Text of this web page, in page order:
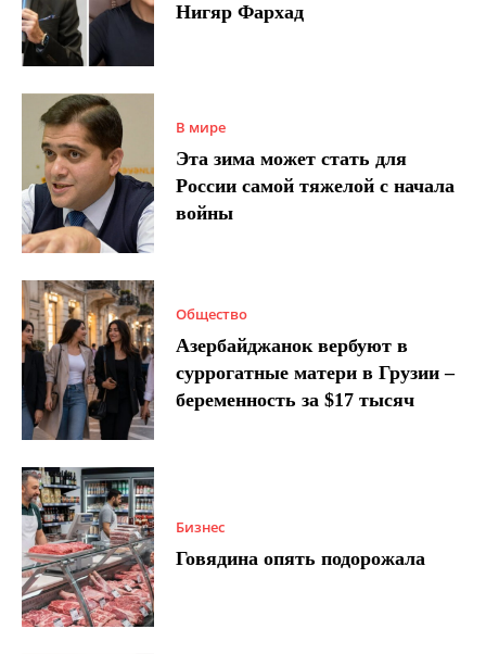
Нигяр Фархад
В мире
Эта зима может стать для
России самой тяжелой с начала
войны
Общество
Азербайджанок вербуют в
суррогатные матери в Грузии –
беременность за $17 тысяч
Бизнес
Говядина опять подорожала